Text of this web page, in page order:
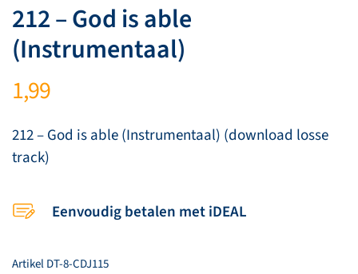
212 – God is able
(Instrumentaal)
1,99
212 – God is able (Instrumentaal) (download losse
track)
Eenvoudig betalen met iDEAL
ArtikelDT-8-CDJ115